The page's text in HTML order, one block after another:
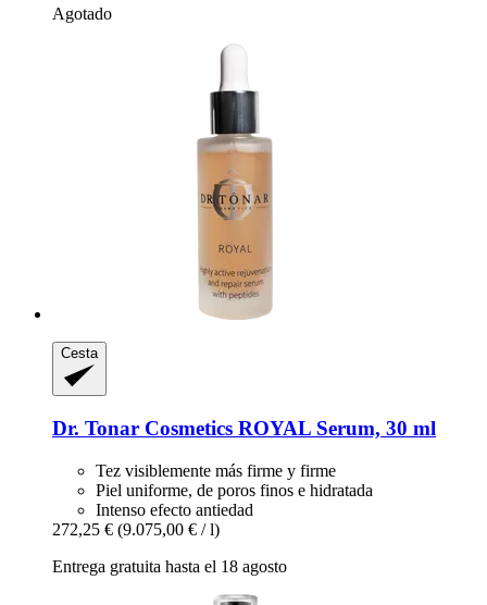
Agotado
Cesta
Dr. Tonar Cosmetics ROYAL Serum, 30 ml
Tez visiblemente más firme y firme
Piel uniforme, de poros finos e hidratada
Intenso efecto antiedad
272,25 € (9.075,00 € / l)
Entrega gratuita hasta el 18 agosto